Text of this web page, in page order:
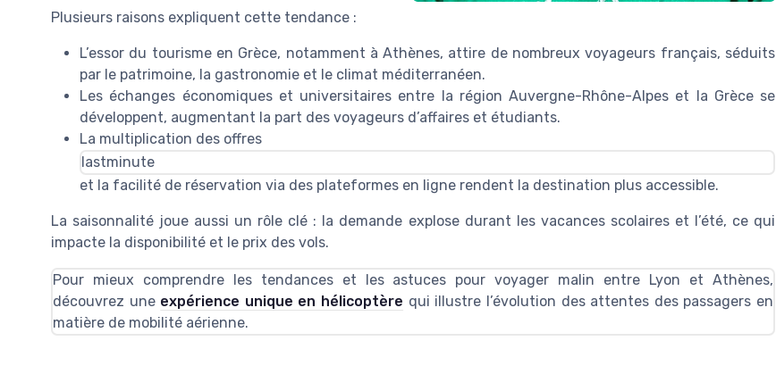
Plusieurs raisons expliquent cette tendance :
L’essor du tourisme en Grèce, notamment à Athènes, attire de nombreux voyageurs français, séduits
par le patrimoine, la gastronomie et le climat méditerranéen.
Les échanges économiques et universitaires entre la région Auvergne-Rhône-Alpes et la Grèce se
développent, augmentant la part des voyageurs d’affaires et étudiants.
La multiplication des offres
lastminute
et la facilité de réservation via des plateformes en ligne rendent la destination plus accessible.
La saisonnalité joue aussi un rôle clé : la demande explose durant les vacances scolaires et l’été, ce qui
impacte la disponibilité et le prix des vols.
Pour mieux comprendre les tendances et les astuces pour voyager malin entre Lyon et Athènes,
découvrez une expérience unique en hélicoptère qui illustre l’évolution des attentes des passagers en
matière de mobilité aérienne.